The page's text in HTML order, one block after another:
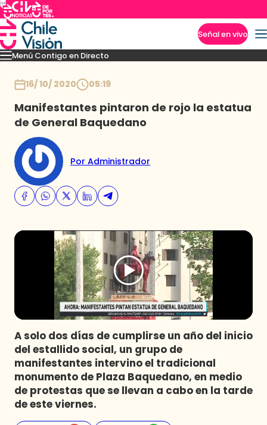
Señal en vivo
Menú Contigo en Directo
Momentos Novedades
16/ 10/ 2020 05:19
Manifestantes pintaron de rojo la estatua
de General Baquedano
Por Administrador
A solo dos días de cumplirse un año del inicio
del estallido social, un grupo de
manifestantes intervino el tradicional
monumento de Plaza Baquedano, en medio
de protestas que se llevan a cabo en la tarde
de este viernes.
Imperdibles
Programas
Club De La Comedia
Contigo en Directo
Plan Perfecto
El Tiempo
Sabingo
Todos Los Programas